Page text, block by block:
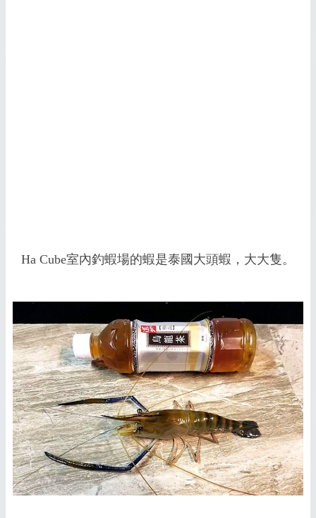
Ha Cube室內釣蝦場的蝦是泰國大頭蝦，大大隻。